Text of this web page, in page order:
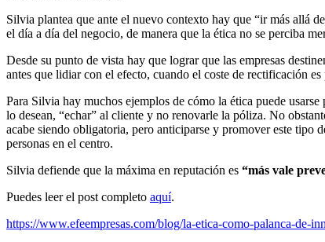
Silvia plantea que ante el nuevo contexto hay que “ir más allá
el día a día del negocio, de manera que la ética no se perciba
Desde su punto de vista hay que lograr que las empresas
antes que lidiar con el efecto, cuando el coste de rectificación
Para Silvia hay muchos ejemplos de cómo la ética puede
lo desean, “echar” al cliente y no renovarle la póliza. No
acabe siendo obligatoria, pero anticiparse y promover este tipo
personas en el centro.
Silvia defiende que la máxima en reputación es “más vale
Puedes leer el post completo aquí.
https://www.efeempresas.com/blog/la-etica-como-palanca-de-